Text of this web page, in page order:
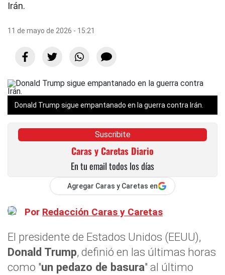
Irán.
11 de mayo de 2026 - 15:21
Donald Trump sigue empantanado en la guerra contra Irán.
Suscribite
Caras y Caretas Diario
En tu email todos los días
Agregar Caras y Caretas en
Por Redacción Caras y Caretas
El presidente de Estados Unidos (EEUU),
Donald Trump, definió en las últimas horas
como "un pedazo de basura" al último